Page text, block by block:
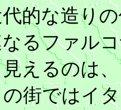
的な造り
るファル
えるのは
街ではイ